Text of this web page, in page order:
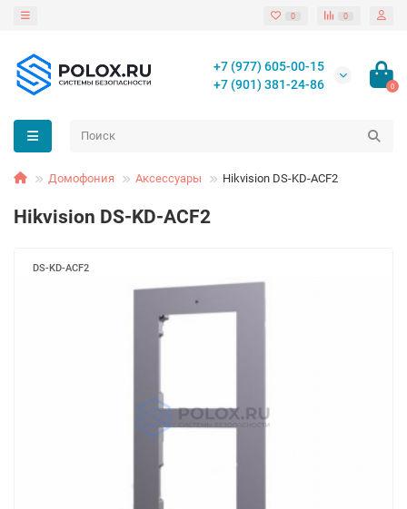
0 0
+7 (977) 605-00-15
+7 (901) 381-24-86
0
Домофония Аксессуары Hikvision DS-KD-ACF2
Hikvision DS-KD-ACF2
DS-KD-ACF2